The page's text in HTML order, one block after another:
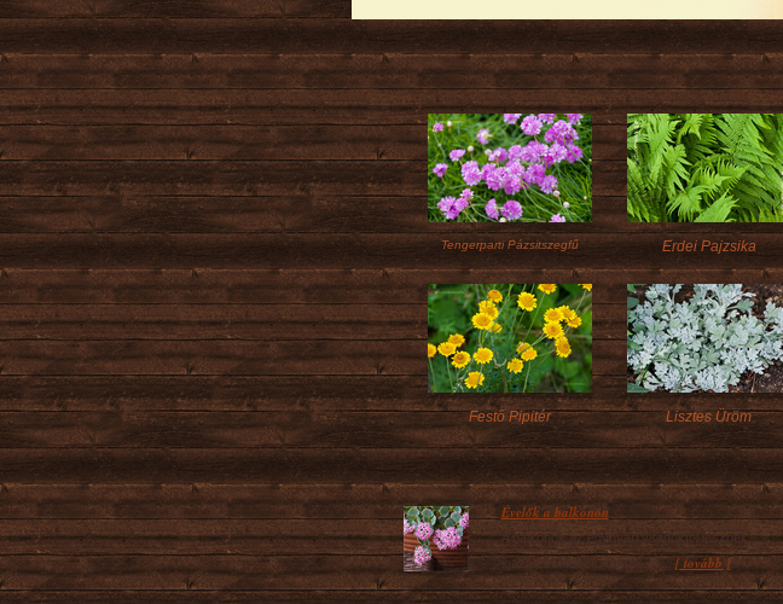
Tengerparti Pázsitszegfű Erdei Pajzsika
Festő Pipitér Lisztes Üröm
Évelők a balkonon
A balkonok az egynyári virágoktól lesznek
igazán színesek, tarkák és... [ tovább ]